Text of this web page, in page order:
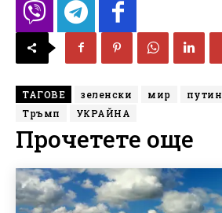
ТАГОВЕ зеленски мир путин
Тръмп
УКРАЙНА
Прочетете още